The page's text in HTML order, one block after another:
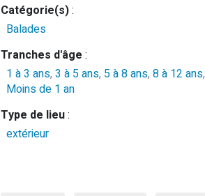
Catégorie(s):
Balades
Tranches d'âge :
1 à 3 ans, 3 à 5 ans, 5 à 8 ans, 8 à 12 ans,
Moins de 1 an
Type de lieu:
extérieur